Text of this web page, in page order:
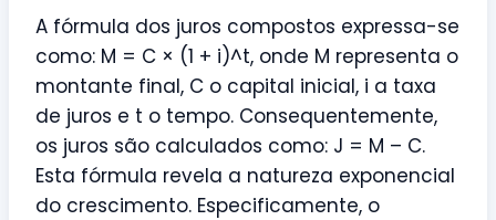
A fórmula dos juros compostos expressa-se
como: M = C × (1 + i)^t, onde M representa o
montante final, C o capital inicial, i a taxa
de juros e t o tempo. Consequentemente,
os juros são calculados como: J = M – C.
Esta fórmula revela a natureza exponencial
do crescimento. Especificamente, o